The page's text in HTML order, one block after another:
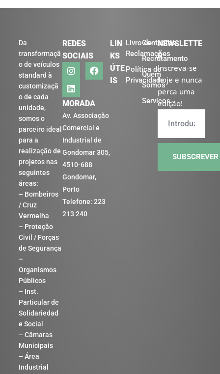
Da
transformaçã
o de veículos
standard à
customizaçã
o de cada
unidade,
somos o
parceiro ideal
para a
realização de
projetos nas
seguintes
áreas:
– Bombeiros
/ Cruz
Vermelha
– Proteção
Civil / Forças
de Segurança
–
Organismos
Públicos
– Inst.
Particular de
Solidariedad
e Social
– Câmaras
Municipais
– Área
Industrial
REDES
SOCIAIS
MORADA
Av. Associação
Comercial e
Industrial de
Gondomar 305,
4510-688
Gondomar,
Porto
Telefone: 223
213 240
LIN
KS
ÚTE
IS
Livro de
Reclamações
Política de
Privacidade
Contactos
Recrutamento
Quem
Somos
Serviços
NEWSLETTE
R
Inscreva-se
hoje e nunca
perca uma
edição!
SUBSCREVER